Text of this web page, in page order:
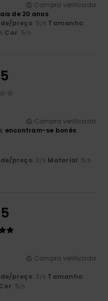
Compra verificada
de 20 anos
preço: 5 /5 Tamanho:
Cor: 5/5
Compra verificada
encontram-se bonés
preço: 3 /5 Material: 5/5
Compra verificada
preço: 3 /5 Tamanho:
: 5/5